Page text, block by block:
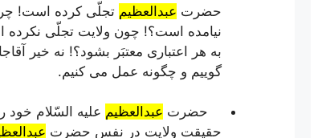
حضرت عبدالعظیم تجلّی کرده است!
نیامده است؟! چون ولایت تجلّی
به هر اعتباری معتبَر بشود؟! نه خیر
گوییم و چگونه عمل می کنیم.
حضرت عبدالعظیم علیه السّلام خود
حقیقت ولایت در نفس حضرت